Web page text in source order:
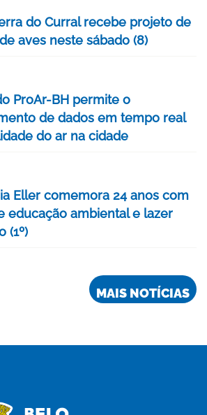
do Curral recebe projeto de
aves neste sábado (8)
ProAr-BH permite o
de dados em tempo real
do ar na cidade
Eller comemora 24 anos com
educação ambiental e lazer
(1º)
MAIS NOTÍCIAS